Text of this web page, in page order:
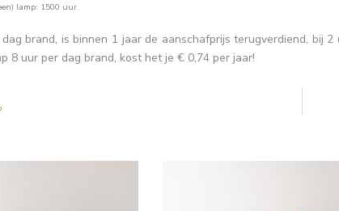
lamp: 1500 uur.
brand, is binnen 1 jaar de aanschafprijs terugverdiend, bij
8 uur per dag brand, kost het je € 0,74 per jaar!